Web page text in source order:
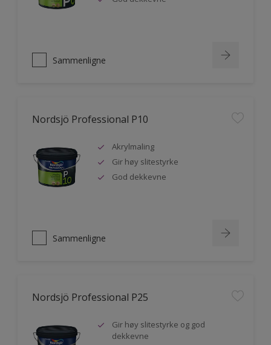
Sammenligne
Nordsjö Professional P10
Akrylmaling
Gir høy slitestyrke
God dekkevne
Sammenligne
Nordsjö Professional P25
Gir høy slitestyrke og god
dekkevne